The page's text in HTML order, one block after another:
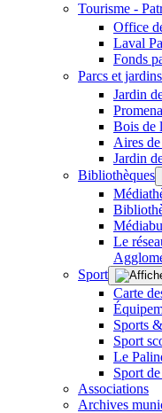
Tourisme -
Office
Laval
Fonds
Parcs et jardins
Jardin
Bois de
Aires
Jardin
Bibliothèques
Le
Sport
Carte
Sports
Sport
Le
Sport
Associations
Archives